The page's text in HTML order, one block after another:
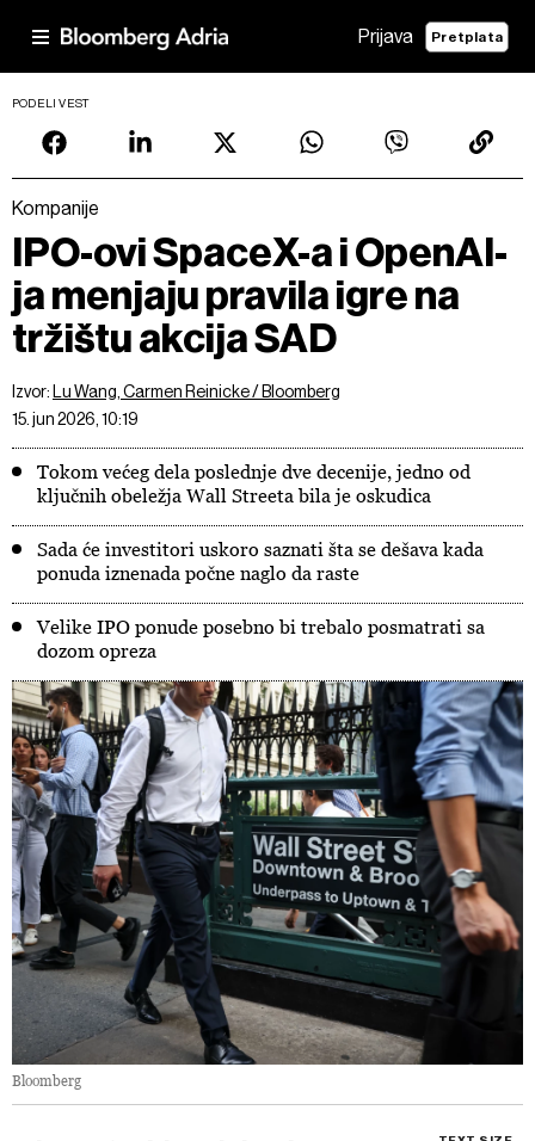
Prijava Pretplata
PODELI VEST
Kompanije
IPO-ovi SpaceX-a i OpenAI-
ja menjaju pravila igre na
tržištu akcija SAD
Izvor:
Lu Wang, Carmen Reinicke / Bloomberg
15. jun 2026, 10:19
Tokom većeg dela poslednje dve decenije, jedno od
ključnih obeležja Wall Streeta bila je oskudica
Sada će investitori uskoro saznati šta se dešava kada
ponuda iznenada počne naglo da raste
Velike IPO ponude posebno bi trebalo posmatrati sa
dozom opreza
Bloomberg